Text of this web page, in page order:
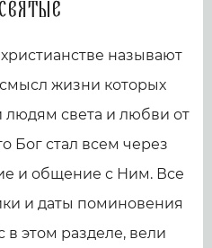
называют
жизни которых
людям света и любви от
Бог стал всем через
и общение с Ним. Все
и даты поминовения
в этом разделе, вели